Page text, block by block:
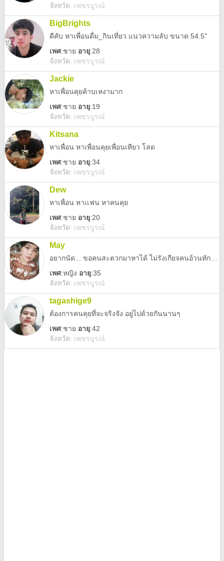
จังหวัด: เพชรบูรณ์
BigBrights
ดีคับ หาเพื่อนดื่ม_กินเที่ยว แนวความลับ ขนาด 54.5"
เพศ:ชาย อายุ:28
จังหวัด: เพชรบูรณ์
Jackie
หาเพื่อนคุยค้าบเหงามาก
เพศ:ชาย อายุ:19
จังหวัด: เพชรบูรณ์
Kitsana
หาเพื่อน หาเพื่อนคุยเพื่อนเทียว โสด
เพศ:ชาย อายุ:34
จังหวัด: เพชรบูรณ์
Dew
หาเพื่อน หาเเฟน หาคนคุย
เพศ:ชาย อายุ:20
จังหวัด: เพชรบูรณ์
May
เพศ:หญิง อายุ:35
จังหวัด: เพชรบูรณ์
tagashige9
ต้องการคนคุยที่จะจริงจัง อยู่ไปด้วยกันนานๆ
เพศ:ชาย อายุ:42
จังหวัด: เพชรบูรณ์